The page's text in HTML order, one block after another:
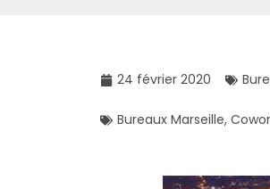
24 février 2020
Bureaux Marseille,